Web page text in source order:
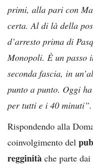
primi, alla pari con
certa. Al di là della
d’arresto prima di
Monopoli. È un passo
seconda fascia, in
punto a punto. Oggi
per tutti e i 40 minuti”.
Rispondendo alla
coinvolgimento del
regginità che parte